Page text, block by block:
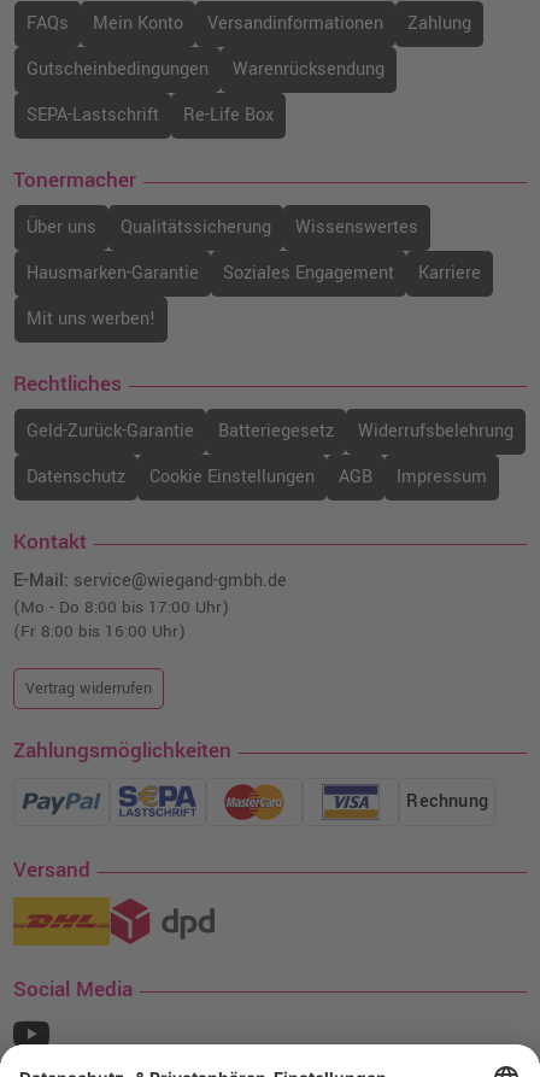
FAQs Mein Konto Versandinformationen
Zahlung
Gutscheinbedingungen
Warenrücksendung
SEPA-Lastschrift
Re-Life Box
Tonermacher
Über uns Qualitätssicherung
Wissenswertes
Hausmarken-Garantie
Soziales Engagement
Karriere
Mit uns werben!
Rechtliches
Geld-Zurück-Garantie Batteriegesetz
Widerrufsbelehrung
Datenschutz
Cookie Einstellungen AGB Impressum
Kontakt
E-Mail: service@wiegand-gmbh.de
(Mo - Do 8:00 bis 17:00 Uhr)
(Fr 8:00 bis 16:00 Uhr)
Vertrag widerrufen
Zahlungsmöglichkeiten
Rechnung
Versand
Social Media